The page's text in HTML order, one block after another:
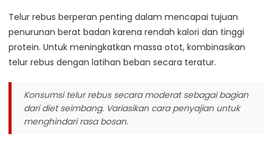
Telur rebus berperan penting dalam mencapai tujuan
penurunan berat badan karena rendah kalori dan tinggi
protein. Untuk meningkatkan massa otot, kombinasikan
telur rebus dengan latihan beban secara teratur.
Konsumsi telur rebus secara moderat sebagai bagian
dari diet seimbang. Variasikan cara penyajian untuk
menghindari rasa bosan.